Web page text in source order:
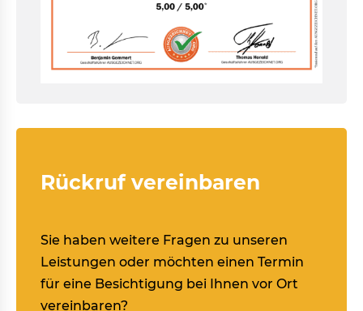
Rückruf vereinbaren
Sie haben weitere Fragen zu unseren
Leistungen oder möchten einen Termin
für eine Besichtigung bei Ihnen vor Ort
vereinbaren?